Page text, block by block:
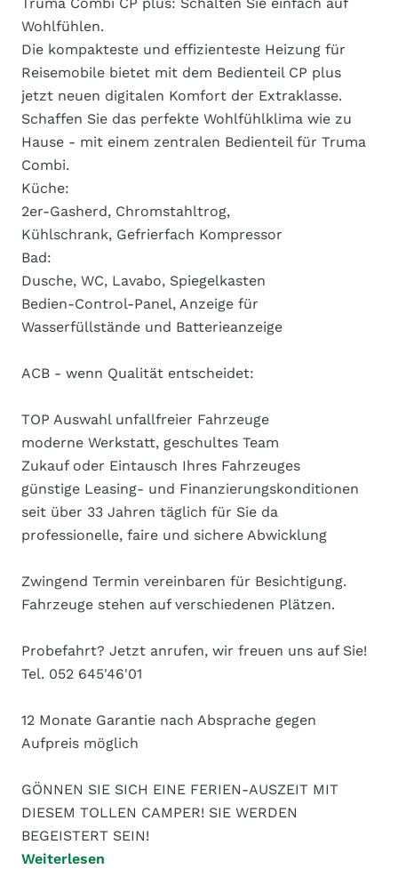
Wohlfühlen.
Die kompakteste und effizienteste Heizung für
Reisemobile bietet mit dem Bedienteil CP plus
jetzt neuen digitalen Komfort der Extraklasse.
Schaffen Sie das perfekte Wohlfühlklima wie zu
Hause - mit einem zentralen Bedienteil für Truma
Combi.
Küche:
2er-Gasherd, Chromstahltrog,
Kühlschrank, Gefrierfach Kompressor
Bad:
Dusche, WC, Lavabo, Spiegelkasten
Bedien-Control-Panel, Anzeige für
Wasserfüllstände und Batterieanzeige
ACB - wenn Qualität entscheidet:
TOP Auswahl unfallfreier Fahrzeuge
moderne Werkstatt, geschultes Team
Zukauf oder Eintausch Ihres Fahrzeuges
günstige Leasing- und Finanzierungskonditionen
seit über 33 Jahren täglich für Sie da
professionelle, faire und sichere Abwicklung
Zwingend Termin vereinbaren für Besichtigung.
Fahrzeuge stehen auf verschiedenen Plätzen.
Probefahrt? Jetzt anrufen, wir freuen uns auf Sie!
Tel. 052 645'46'01
12 Monate Garantie nach Absprache gegen
Aufpreis möglich
GÖNNEN SIE SICH EINE FERIEN-AUSZEIT MIT
DIESEM TOLLEN CAMPER! SIE WERDEN
BEGEISTERT SEIN!
Weiterlesen